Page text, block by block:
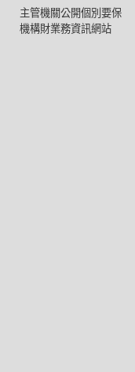
主管機關公開個別要保
機構財業務資訊網站